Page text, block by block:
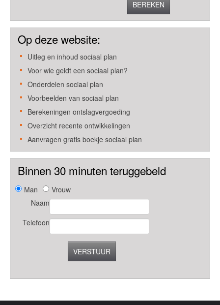
BEREKEN
Op deze website:
Uitleg en inhoud sociaal plan
Voor wie geldt een sociaal plan?
Onderdelen sociaal plan
Voorbeelden van sociaal plan
Berekeningen ontslagvergoeding
Overzicht recente ontwikkelingen
Aanvragen gratis boekje sociaal plan
Binnen 30 minuten teruggebeld
Man
Vrouw
Naam
Telefoon
VERSTUUR